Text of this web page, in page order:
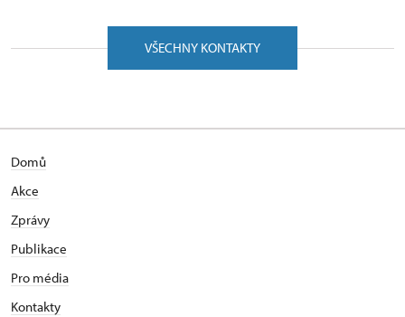
VŠECHNY KONTAKTY
Domů
Akce
Zprávy
Publikace
Pro média
Kontakty